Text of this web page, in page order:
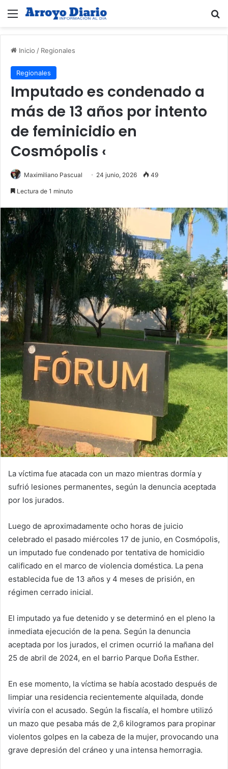
Menú
Inicio / Regionales
Regionales
Imputado es condenado a
más de 13 años por intento
de feminicidio en
Cosmópolis ‹
Maximiliano Pascual 24 junio, 2026 49
Lectura de 1 minuto
La víctima fue atacada con un mazo mientras dormía y
sufrió lesiones permanentes, según la denuncia aceptada
por los jurados.
Luego de aproximadamente ocho horas de juicio
celebrado el pasado miércoles 17 de junio, en Cosmópolis,
un imputado fue condenado por tentativa de homicidio
calificado en el marco de violencia doméstica. La pena
establecida fue de 13 años y 4 meses de prisión, en
régimen cerrado inicial.
El imputado ya fue detenido y se determinó en el pleno la
inmediata ejecución de la pena. Según la denuncia
aceptada por los jurados, el crimen ocurrió la mañana del
25 de abril de 2024, en el barrio Parque Doña Esther.
En ese momento, la víctima se había acostado después de
limpiar una residencia recientemente alquilada, donde
viviría con el acusado. Según la fiscalía, el hombre utilizó
un mazo que pesaba más de 2,6 kilogramos para propinar
violentos golpes en la cabeza de la mujer, provocando una
grave depresión del cráneo y una intensa hemorragia.